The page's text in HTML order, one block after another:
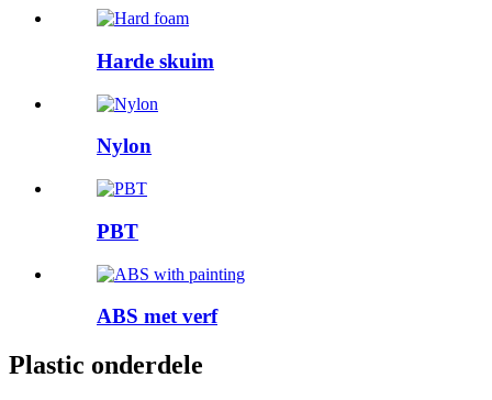
Harde skuim
Nylon
PBT
ABS met verf
Plastic onderdele